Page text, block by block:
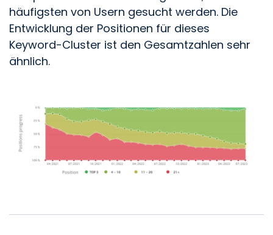
häufigsten von Usern gesucht werden. Die
Entwicklung der Positionen für dieses
Keyword-Cluster ist den Gesamtzahlen sehr
ähnlich.